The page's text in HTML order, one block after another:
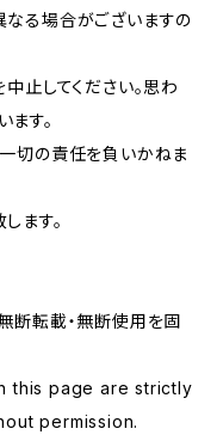
なる場合がございますの
止してください。思わ
す。
切の責任を負いかねま
ます。
断転載・無断使用を固
this page are strictly
permission.